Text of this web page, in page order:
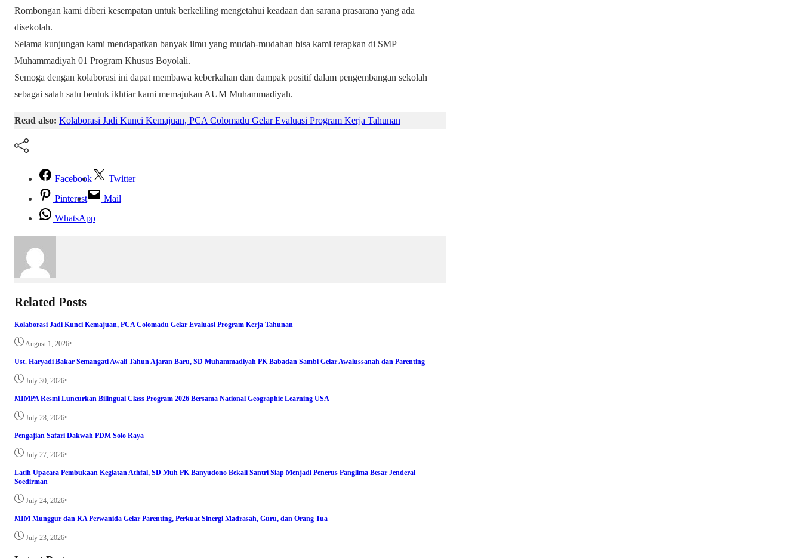
Rombongan kami diberi kesempatan untuk berkeliling mengetahui keadaan dan sarana prasarana yang ada
disekolah.
Selama kunjungan kami mendapatkan banyak ilmu yang mudah-mudahan bisa kami terapkan di SMP
Muhammadiyah 01 Program Khusus Boyolali.
Semoga dengan kolaborasi ini dapat membawa keberkahan dan dampak positif dalam pengembangan sekolah
sebagai salah satu bentuk ikhtiar kami memajukan AUM Muhammadiyah.
Read also: Kolaborasi Jadi Kunci Kemajuan, PCA Colomadu Gelar Evaluasi Program Kerja Tahunan
Facebook
Twitter
Pinterest
Mail
WhatsApp
Related Posts
Kolaborasi Jadi Kunci Kemajuan, PCA Colomadu Gelar Evaluasi Program Kerja Tahunan
August 1, 2026•
Ust. Haryadi Bakar Semangati Awali Tahun Ajaran Baru, SD Muhammadiyah PK Babadan Sambi Gelar Awalussanah dan Parenting
July 30, 2026•
MIMPA Resmi Luncurkan Bilingual Class Program 2026 Bersama National Geographic Learning USA
July 28, 2026•
Pengajian Safari Dakwah PDM Solo Raya
July 27, 2026•
Latih Upacara Pembukaan Kegiatan Athfal, SD Muh PK Banyudono Bekali Santri Siap Menjadi Penerus Panglima Besar Jenderal
Soedirman
July 24, 2026•
MIM Munggur dan RA Perwanida Gelar Parenting, Perkuat Sinergi Madrasah, Guru, dan Orang Tua
July 23, 2026•